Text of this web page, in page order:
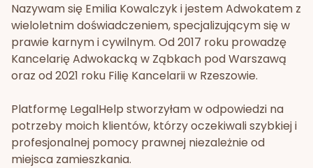
Nazywam się Emilia Kowalczyk i jestem Adwokatem z
wieloletnim doświadczeniem, specjalizującym się w
prawie karnym i cywilnym. Od 2017 roku prowadzę
Kancelarię Adwokacką w Ząbkach pod Warszawą
oraz od 2021 roku Filię Kancelarii w Rzeszowie.
Platformę LegalHelp stworzyłam w odpowiedzi na
potrzeby moich klientów, którzy oczekiwali szybkiej i
profesjonalnej pomocy prawnej niezależnie od
miejsca zamieszkania.